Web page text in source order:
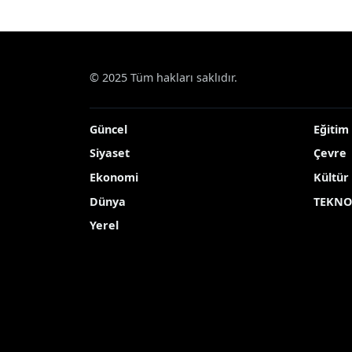
© 2025 Tüm hakları saklıdır.
Güncel
Siyaset
Ekonomi
Dünya
Yerel
Eğitim
Çevre
Kültür